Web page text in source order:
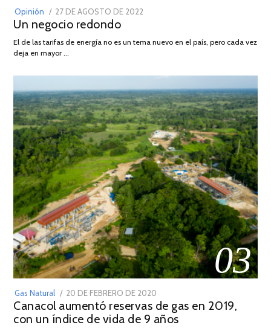
Opinión
POSTED
ON
27 DE AGOSTO DE 2022
DE
Un negocio redondo
El de las tarifas de energía no es un tema nuevo en el país, pero cada vez
deja en mayor …
03
Gas Natural
POSTED
ON
20 DE FEBRERO DE 2020
DE
JULIO
Canacol aumentó reservas de gas en 2019,
con un índice de vida de 9 años